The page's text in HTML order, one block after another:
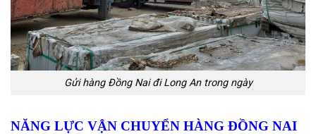
Gửi hàng Đồng Nai đi Long An trong ngày
NĂNG LỰC VẬN CHUYỂN HÀNG ĐỒNG NAI